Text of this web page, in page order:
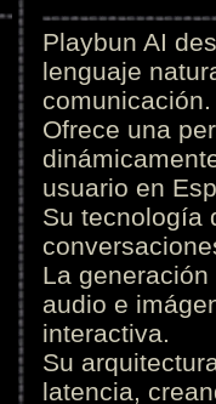
Playbun AI
lenguaje
comunicación.
Ofrece una
usuario en
Su tecnología
La
audio e
interactiva.
Su
latencia,